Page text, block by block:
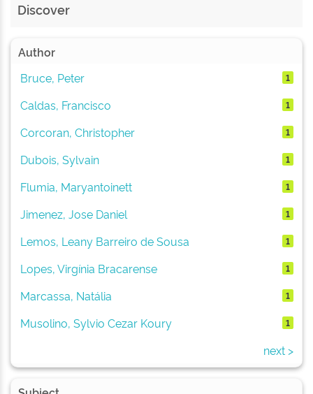
Discover
Author
Bruce, Peter
1
Caldas, Francisco 1
Corcoran, Christopher 1
Dubois, Sylvain 1
Flumia, Maryantoinett 1
Jimenez, Jose Daniel 1
Lemos, Leany Barreiro de Sousa 1
Lopes, Virgínia Bracarense 1
Marcassa, Natália 1
Musolino, Sylvio Cezar Koury 1
next >